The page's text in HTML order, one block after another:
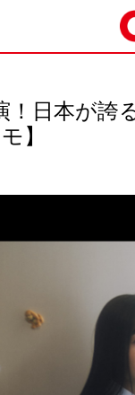
！日本が誇
】